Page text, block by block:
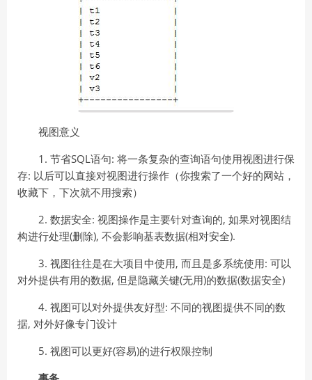
视图意义
1. 节省SQL语句: 将一条复杂的查询语句使用视图进行保
存: 以后可以直接对视图进行操作（你搜索了一个好的网站，
收藏下，下次就不用搜索）
2. 数据安全: 视图操作是主要针对查询的, 如果对视图结
构进行处理(删除), 不会影响基表数据(相对安全).
3. 视图往往是在大项目中使用, 而且是多系统使用: 可以
对外提供有用的数据, 但是隐藏关键(无用)的数据(数据安全)
4. 视图可以对外提供友好型: 不同的视图提供不同的数
据, 对外好像专门设计
5. 视图可以更好(容易)的进行权限控制